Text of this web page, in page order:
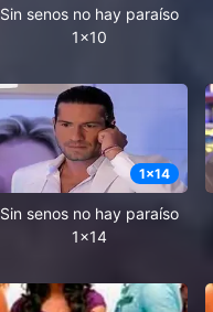
Sin senos no hay paraíso
1x10
1x14
Sin senos no hay paraíso
1x14